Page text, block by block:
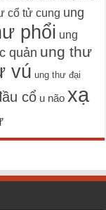
cổ tử cung ung
phổi ung
quản ung thư
vú ung thư đại
cổ u não xạ